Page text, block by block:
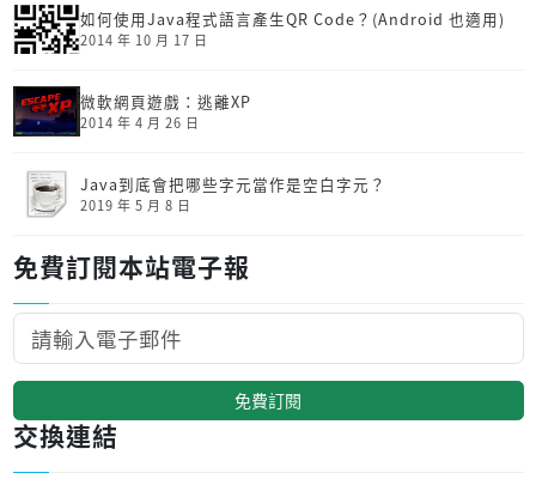
如何使用Java程式語言產生QR Code？(Android 也適用)
2014 年 10 月 17 日
微軟網頁遊戲：逃離XP
2014 年 4 月 26 日
Java到底會把哪些字元當作是空白字元？
2019 年 5 月 8 日
免費訂閱本站電子報
免費訂閱
交換連結